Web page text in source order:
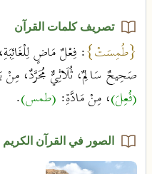
تصريف كلمات القرآن
{طُمِسَتْ}: فِعْلٌ مَاضٍ
صَحِيحٌ سَالِمٌ، ثُلَاثِيٌّ مُجَرَّدٌ،
(فُعِلَ)، مِنْ مَادَّةِ: (طمس).
الصور في القرآن الكريم